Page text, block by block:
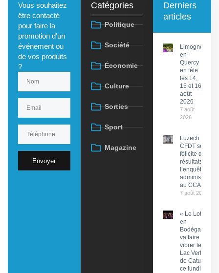
Vous souhaitez
être contacté
pour faire la
promotion d'un
événement ou
de vos produits
?
Envoyer
Catégories
Politique
Société
Économie
Culture
Sorties
Sport
Magazine
Derniers
articles
Limogne-
en-
Quercy
en fête
les 14,
15 et 16
août
2026
7 août
2026
Luzech : La
CFDT se
félicite des
résultats de
l’enquête
administrative
au CCAS
7 août 2026
« Le Lot
en
Bodéga »
va faire
vibrer le
Lac Vert
de Catus
ce lundi